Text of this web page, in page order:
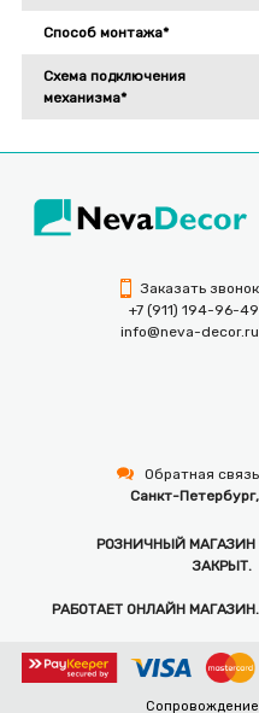
Способ монтажа*
Схема подключения
механизма*
Заказать звонок
+7 (911) 194-96-49
info@neva-decor.ru
Обратная связь
Санкт-Петербург,
РОЗНИЧНЫЙ МАГАЗИН
ЗАКРЫТ.
РАБОТАЕТ ОНЛАЙН МАГАЗИН.
Сопровождение